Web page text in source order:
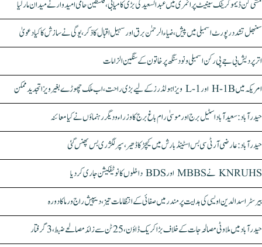
مشی گن ڈیموکریٹک سینیٹ پرائمری میں عبدالسعید کی بڑی کامیابی، فلسطین حامی امیدوار نے میدان مار لیا
سنبھل تشدد رپورٹ اسمبلی میں پیش، ضیاء الرحمٰن برق اور سہیل اقبال کا ذکر، یوگی نے سازش کا کیا دعویٰ
اتر پردیش بی جے پی رکن اسمبلی ونود سنگھ پر خاتون کے سنگین الزامات
امریکہ میں H-1B اور L-1 ویزا ہولڈرز کے لیے بڑی راحت، اب ملک چھوڑے بغیر ویزا تجدید ممکن
حیدرآباد: سعیدآباد اسٹیل برج اور موسیٰ رام باغ برج کا وزراء و دیگر رہنماؤں نے کیا معائنہ
حیدرآباد: عارضی آر ٹی سی بس اسٹینڈ بارش میں کیچڑ کا ڈھیر، سپر لگژری بس پھنس گئی
KNRUHS نے MBBS اور BDS داخلوں کا نوٹیفکیشن جاری کر دیا
بیرسٹر اسدالدین اویسی کی ہدایت پر مندر میں صفائی کے انتظامات تیز، دیپیش راج ورما کا دورہ
حیدرآباد میں ملاوٹی مصالحہ جات کے خلاف بڑا کریک ڈاؤن، 25 ٹن سے زائد مصالحے ضبط، 3 گرفتار